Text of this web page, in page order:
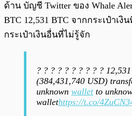
ด้าน บัญชี Twitter ของ Whale
BTC 12,531 BTC จากกระเป๋าเงิ
กระเป๋าเงินอื่นที่ไม่รู้จัก
? ? ? ? ? ? ? ? ? ? 12,531
(384,431,740 USD)
unknown walletto
wallethttps://t.co/